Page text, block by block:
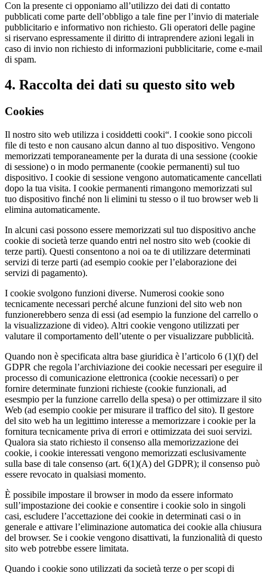
Con la presente ci opponiamo all’utilizzo dei dati di contatto
pubblicati come parte dell’obbligo a tale fine per l’invio di materiale
pubblicitario e informativo non richiesto. Gli operatori delle pagine
si riservano espressamente il diritto di intraprendere azioni legali in
caso di invio non richiesto di informazioni pubblicitarie, come e-mail
di spam.
4. Raccolta dei dati su questo sito web
Cookies
Il nostro sito web utilizza i cosiddetti cooki“. I cookie sono piccoli
file di testo e non causano alcun danno al tuo dispositivo. Vengono
memorizzati temporaneamente per la durata di una sessione (cookie
di sessione) o in modo permanente (cookie permanenti) sul tuo
dispositivo. I cookie di sessione vengono automaticamente cancellati
dopo la tua visita. I cookie permanenti rimangono memorizzati sul
tuo dispositivo finché non li elimini tu stesso o il tuo browser web li
elimina automaticamente.
In alcuni casi possono essere memorizzati sul tuo dispositivo anche
cookie di società terze quando entri nel nostro sito web (cookie di
terze parti). Questi consentono a noi oa te di utilizzare determinati
servizi di terze parti (ad esempio cookie per l’elaborazione dei
servizi di pagamento).
I cookie svolgono funzioni diverse. Numerosi cookie sono
tecnicamente necessari perché alcune funzioni del sito web non
funzionerebbero senza di essi (ad esempio la funzione del carrello o
la visualizzazione di video). Altri cookie vengono utilizzati per
valutare il comportamento dell’utente o per visualizzare pubblicità.
Quando non è specificata altra base giuridica è l’articolo 6 (1)(f) del
GDPR che regola l’archiviazione dei cookie necessari per eseguire il
processo di comunicazione elettronica (cookie necessari) o per
fornire determinate funzioni richieste (cookie funzionali, ad
esesmpio per la funzione carrello della spesa) o per ottimizzare il sito
Web (ad esempio cookie per misurare il traffico del sito). Il gestore
del sito web ha un legittimo interesse a memorizzare i cookie per la
fornitura tecnicamente priva di errori e ottimizzata dei suoi servizi.
Qualora sia stato richiesto il consenso alla memorizzazione dei
cookie, i cookie interessati vengono memorizzati esclusivamente
sulla base di tale consenso (art. 6(1)(A) del GDPR); il consenso può
essere revocato in qualsiasi momento.
È possibile impostare il browser in modo da essere informato
sull’impostazione dei cookie e consentire i cookie solo in singoli
casi, escludere l’accettazione dei cookie in determinati casi o in
generale e attivare l’eliminazione automatica dei cookie alla chiusura
del browser. Se i cookie vengono disattivati, la funzionalità di questo
sito web potrebbe essere limitata.
Quando i cookie sono utilizzati da società terze o per scopi di